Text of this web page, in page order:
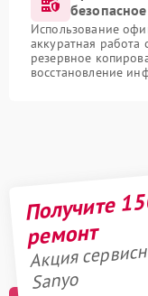
Использование
аккуратная работа
резервное
восстановление
Получите
ремонт
Акция
Sanyo